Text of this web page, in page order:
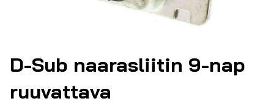
D-Sub naarasliitin 9-nap
ruuvattava